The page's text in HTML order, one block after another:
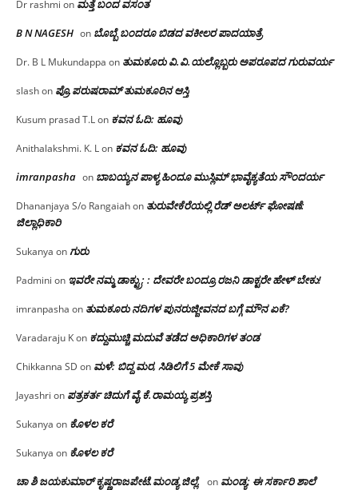
Dr rashmi on ಮತ್ತೆ ಬಂದ ವಸಂತ
B N NAGESH on ಬೊಬ್ಬೆ ಬಂದರೂ ಬಿಡದ ವಕೀಲರ ಪಾದಯಾತ್ರೆ
Dr. B L Mukundappa on ತುಮಕೂರು‌ ವಿ.ವಿ.ಯಲ್ಲೊಬ್ಬರು ಅಪರೂಪದ ಗುರುವರ್ಯ
slashon ಪ್ರೊ.ಪರುಷರಾಮ್ ತುಮಕೂರಿನ ಆಸ್ತಿ
Kusum prasad T.Lon ಕವನ ಓದಿ: ಹೂವು
Anithalakshmi. K. Lon ಕವನ ಓದಿ: ಹೂವು
imranpasha on ಬಾಬಯ್ಯನ ಪಾಳ್ಯ ಹಿಂದೂ ಮುಸ್ಲಿಮ್ ಭಾವೈಕ್ಯತೆಯ ಸೌಂದರ್ಯ
Dhananjaya S/o Rangaiahon ತುರುವೇಕೆರೆಯಲ್ಲಿ ರೆಡ್ ಅಲರ್ಟ್ ಘೋಷಣೆ:
ಜಿಲ್ಲಾಧಿಕಾರಿ
Sukanya onಗುರು
Padmini on ಇವರೇ ನಮ್ಮ ಡಾಕ್ಟ್ರು; : ದೇವರೇ ಬಂದ್ರೂ ರಜನಿ ಡಾಕ್ಟರೇ ಹೇಳ್ ಬೇಕು!
imranpasha on ತುಮಕೂರು ನದಿಗಳ ಪುನರುಜ್ಜೀವನದ ಬಗ್ಗೆ ಮೌನ ಏಕೆ?
Varadaraju Kon ಕದ್ದುಮುಚ್ಚಿ ಮದುವೆ ತಡೆದ ಅಧಿಕಾರಿಗಳ ತಂಡ
Chikkanna SD on ಮಳೆ: ಬಿದ್ದ ಮರ, ಸಿಡಿಲಿಗೆ 5 ಮೇಕೆ ಸಾವು
Jayashri on ಪತ್ರಕರ್ತ ಚಿದುಗೆ ವೈ.ಕೆ.ರಾಮಯ್ಯ ಪ್ರಶಸ್ತಿ
Sukanya on ಕೊಳಲ ಕರೆ
Sukanya on ಕೊಳಲ ಕರೆ
ಚಾ ಶಿ ಜಯಕುಮಾರ್ ಕೃಷ್ಣರಾಜಪೇಟೆ.ಮಂಡ್ಯ ಜಿಲ್ಲೆ. on ಮಂಡ್ಯ: ಈ ಸರ್ಕಾರಿ ಶಾಲೆ